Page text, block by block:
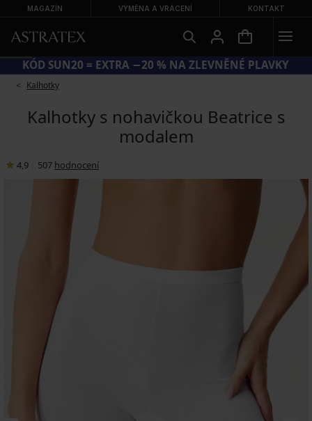
MAGAZÍN VÝMĚNA A VRÁCENÍ KONTAKT
KÓD SUN20 = EXTRA −20 % NA ZLEVNĚNÉ PLAVKY
Kalhotky
Kalhotky s nohavičkou Beatrice s
modalem
4,9 507 hodnocení